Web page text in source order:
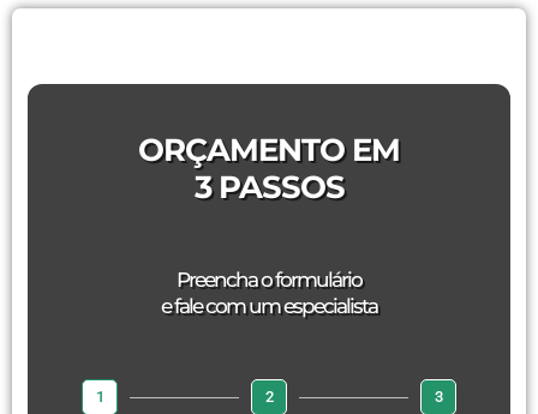
ORÇAMENTO EM
3 PASSOS
Preencha o formulário
e fale com um especialista
1 2 3